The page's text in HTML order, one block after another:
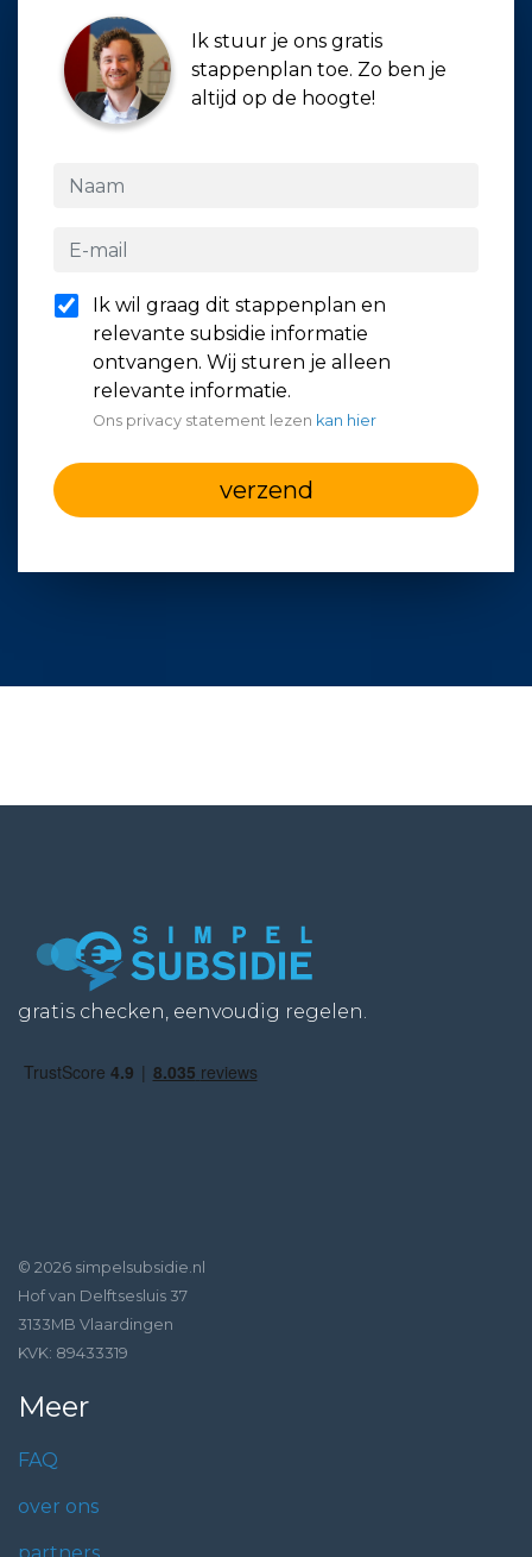
Ik stuur je ons gratis
stappenplan toe. Zo ben je
altijd op de hoogte!
Ik wil graag dit stappenplan en
relevante subsidie informatie
ontvangen. Wij sturen je alleen
relevante informatie.
Ons privacy statement lezen kan hier
verzend
gratis checken, eenvoudig regelen.
© 2026 simpelsubsidie.nl
Hof van Delftsesluis 37
3133MB Vlaardingen
KVK: 89433319
Meer
FAQ
over ons